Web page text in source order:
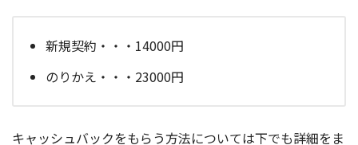
新規契約・・・14000円
のりかえ・・・23000円
キャッシュバックをもらう方法については下でも詳細をま